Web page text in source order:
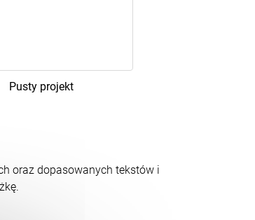
Pusty projekt
oraz dopasowanych tekstów i